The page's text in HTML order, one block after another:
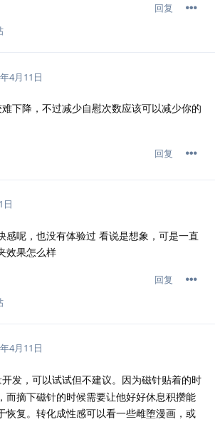
回复
4月11日
下降，不过减少自慰次数应该可以减少你的
回复
日
感呢，也没有体验过 看说是想象，可是一直
效果怎么样
回复
4月11日
发，可以试试但不建议。因为磁针贴着的时
而摘下磁针的时候需要让他好好休息积攒能
恢复。转化成性感可以看一些雌堕漫画，或